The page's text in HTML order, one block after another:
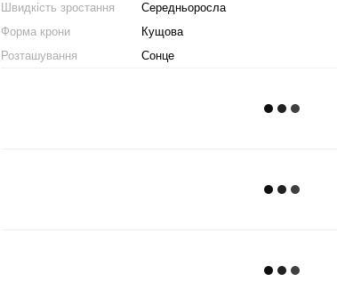
Швидкість зростання
Середньоросла
Форма крони
Кущова
Розташування
Сонце